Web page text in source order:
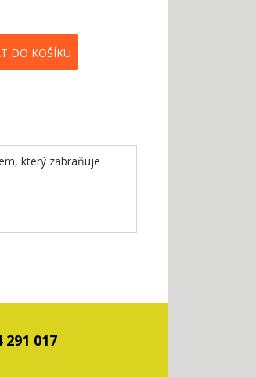
který zabraňuje
291 017